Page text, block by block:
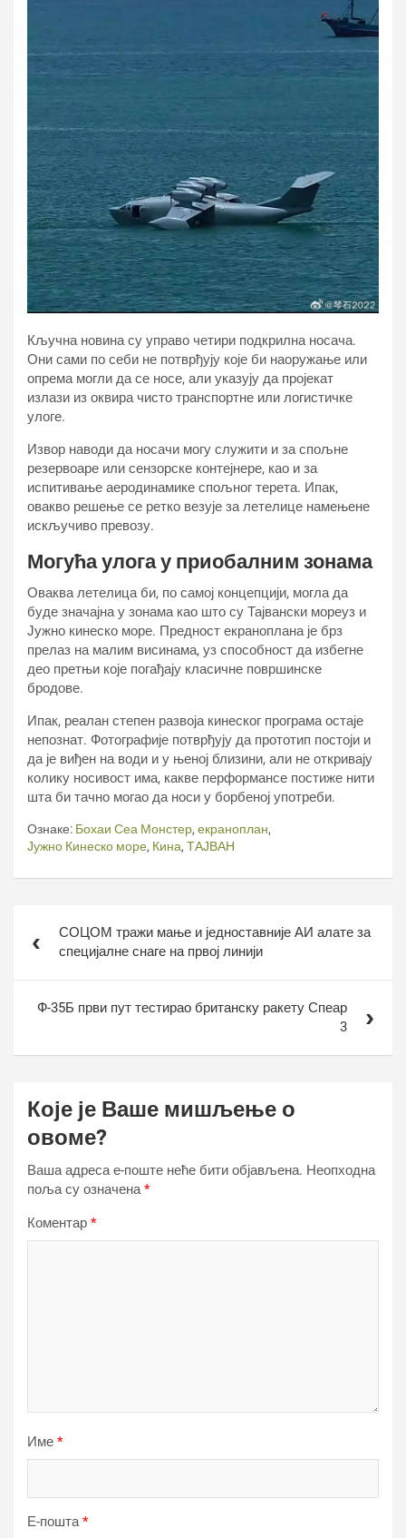
Кључна новина су управо четири подкрилна носача.
Они сами по себи не потврђују које би наоружање или
опрема могли да се носе, али указују да пројекат
излази из оквира чисто транспортне или логистичке
улоге.
Извор наводи да носачи могу служити и за спољне
резервоаре или сензорске контејнере, као и за
испитивање аеродинамике спољног терета. Ипак,
овакво решење се ретко везује за летелице намењене
искључиво превозу.
Могућа улога у приобалним зонама
Оваква летелица би, по самој концепцији, могла да
буде значајна у зонама као што су Тајвански мореуз и
Јужно кинеско море. Предност екраноплана је брз
прелаз на малим висинама, уз способност да избегне
део претњи које погађају класичне површинске
бродове.
Ипак, реалан степен развоја кинеског програма остаје
непознат. Фотографије потврђују да прототип постоји и
да је виђен на води и у њеној близини, али не откривају
колику носивост има, какве перформансе постиже нити
шта би тачно могао да носи у борбеној употреби.
Ознаке: Бохаи Сеа Монстер, екраноплан,
Јужно Кинеско море, Кина, ТАЈВАН
чланкаСОЦОМ тражи мање и једноставније АИ алате за
специјалне снаге на првој линији
Ф-35Б први пут тестирао британску ракету Спеар
3
Које је Ваше мишљење о
овоме?
Ваша адреса е-поште неће бити објављена. Неопходна
поља су означена*
Коментар *
Име *
Е-пошта*